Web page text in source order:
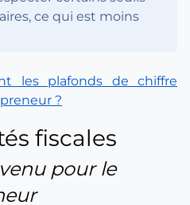
ce qui est moins
les plafonds de chiffre
?
fiscales
pour le